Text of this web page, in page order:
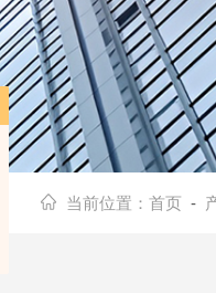
当前位置： 首页 -